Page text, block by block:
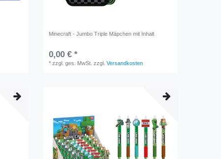
Minecraft - Jumbo Triple Mäpchen mit Inhalt
0,00 € *
*zzgl. ges. MwSt. zzgl.Versandkosten